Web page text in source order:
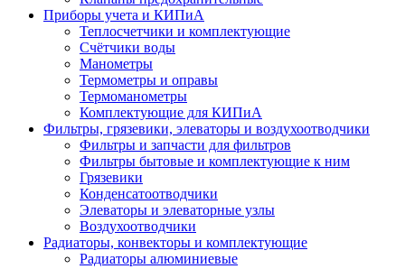
Приборы учета и КИПиА
Теплосчетчики и комплектующие
Счётчики воды
Манометры
Термометры и оправы
Термоманометры
Комплектующие для КИПиА
Фильтры, грязевики, элеваторы и воздухоотводчики
Фильтры и запчасти для фильтров
Фильтры бытовые и комплектующие к ним
Грязевики
Конденсатоотводчики
Элеваторы и элеваторные узлы
Воздухоотводчики
Радиаторы, конвекторы и комплектующие
Радиаторы алюминиевые